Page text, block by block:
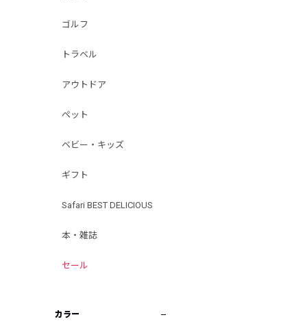
ゴルフ
トラベル
アウトドア
ペット
ベビー・キッズ
ギフト
Safari BEST DELICIOUS
本・雑誌
セール
カラー